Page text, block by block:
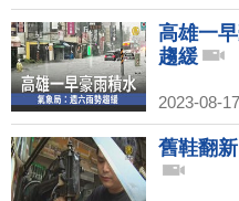
高雄一
趨緩
2023-08-
舊鞋翻